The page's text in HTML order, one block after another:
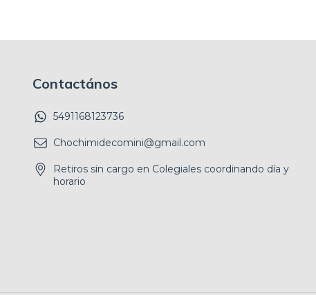
Contactános
5491168123736
Chochimidecomini@gmail.com
Retiros sin cargo en Colegiales coordinando día y
horario